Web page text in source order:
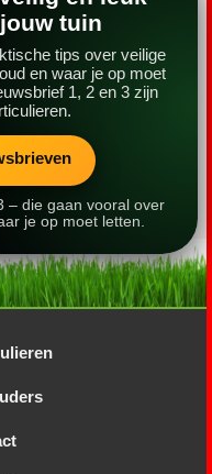
tuin
tips over veilige
en waar je op moet
1, 2 en 3 zijn
– die gaan vooral over
je op moet letten.